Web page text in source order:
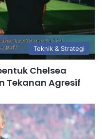
Teknik & Strategi
Chelsea
Tekanan Agresif